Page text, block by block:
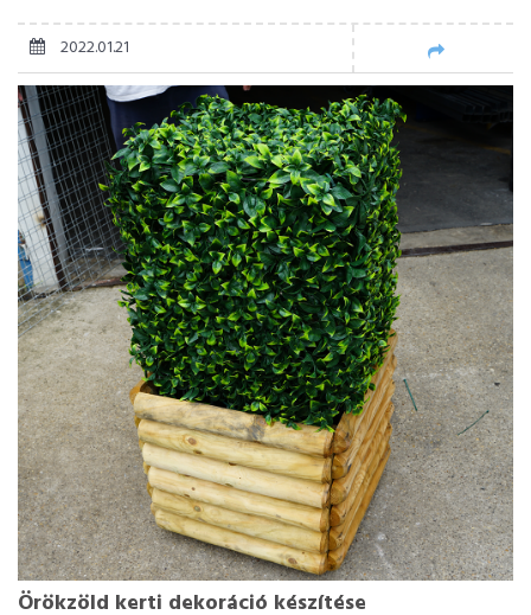
2022.01.21
Örökzöld kerti dekoráció készítése